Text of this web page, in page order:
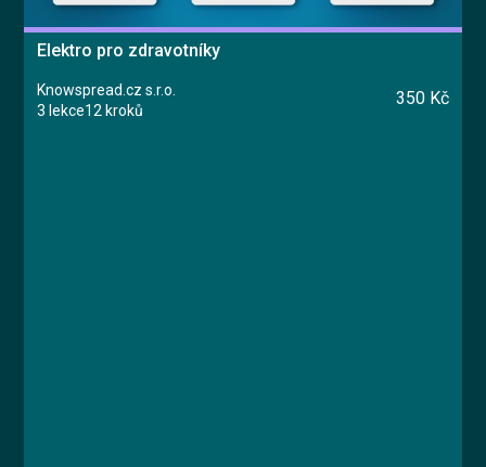
Elektro pro zdravotníky
Knowspread.cz s.r.o.
3 lekce12 kroků
350 Kč